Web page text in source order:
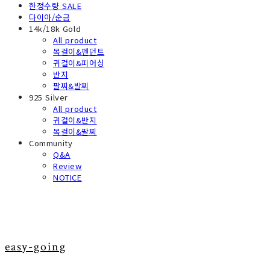
한정수량 SALE
다이아/순금
14k/18k Gold
All product
목걸이&펜던트
귀걸이&피어싱
반지
팔찌&발찌
925 Silver
All product
귀걸이&반지
목걸이&팔찌
Community
Q&A
Review
NOTICE
easy-going